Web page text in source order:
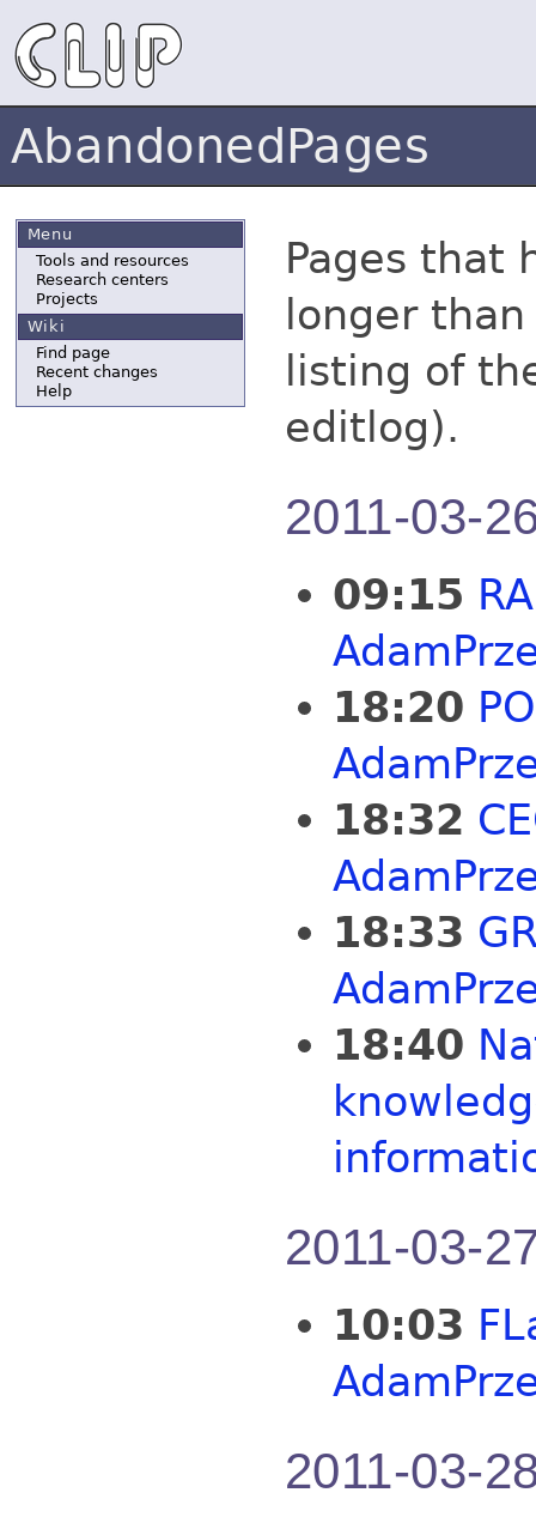
AbandonedPages
Menu
Tools and resources
Research centers
Projects
Wiki
Find page
Recent changes
Help
Pages that
longer
listing of
editlog).
2011-03-
09:15
18:20
18:32
18:33
18:40
2011-03-
10:03
2011-03-